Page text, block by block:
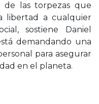
de las torpezas que
libertad a cualquier
sostiene Daniel
demandando una
para asegurar
en el planeta.